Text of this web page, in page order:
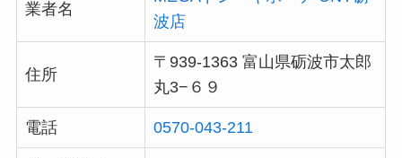
業者名
波店
住所
〒939-1363 富山県砺波市太郎
丸3−６９
電話 0570-043-211